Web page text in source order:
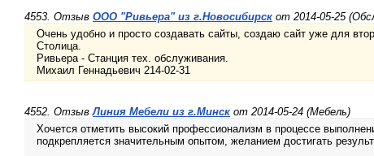
4553. Отзыв ООО "Ривьера" из г.Новосибирск от 2014-05-25
Очень удобно и просто создавать сайты, создаю сайт уже для
Столица.
Ривьера - Станция тех. обслуживания.
Михаил Геннадьевич 214-02-31
4552. ОтзывЛиния Мебели из г.Минск от 2014-05-24 (Мебель)
Хочется отметить высокий профессионализм в процессе
подкрепляется значительным опытом, желанием достигать